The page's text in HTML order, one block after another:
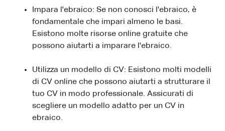
Impara l'ebraico: Se non conosci l'ebraico, è
fondamentale che impari almeno le basi.
Esistono molte risorse online gratuite che
possono aiutarti a imparare l'ebraico.
Utilizza un modello di CV: Esistono molti modelli
di CV online che possono aiutarti a strutturare il
tuo CV in modo professionale. Assicurati di
scegliere un modello adatto per un CV in
ebraico.